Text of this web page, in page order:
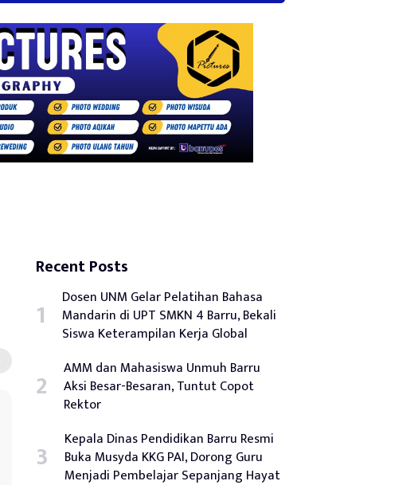
Recent Posts
Dosen UNM Gelar Pelatihan Bahasa
Mandarin di UPT SMKN 4 Barru, Bekali
Siswa Keterampilan Kerja Global
AMM dan Mahasiswa Unmuh Barru
Aksi Besar-Besaran, Tuntut Copot
Rektor
Kepala Dinas Pendidikan Barru Resmi
Buka Musyda KKG PAI, Dorong Guru
Menjadi Pembelajar Sepanjang Hayat